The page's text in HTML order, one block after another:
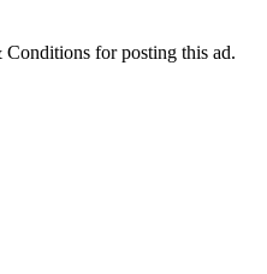
Conditions for posting this ad.